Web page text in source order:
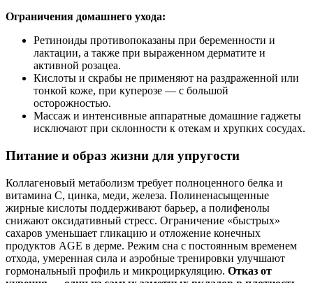
Ограничения домашнего ухода:
Ретиноиды противопоказаны при беременности и
лактации, а также при выраженном дерматите и
активной розацеа.
Кислоты и скрабы не применяют на раздраженной или
тонкой коже, при куперозе — с большой
осторожностью.
Массаж и интенсивные аппаратные домашние гаджеты
исключают при склонности к отекам и хрупких сосудах.
Питание и образ жизни для упругости
Коллагеновый метаболизм требует полноценного белка и
витамина C, цинка, меди, железа. Полиненасыщенные
жирные кислоты поддерживают барьер, а полифенолы
снижают оксидативный стресс. Ограничение «быстрых»
сахаров уменьшает гликацию и отложение конечных
продуктов AGE в дерме. Режим сна с постоянным временем
отхода, умеренная сила и аэробные тренировки улучшают
гормональный профиль и микроциркуляцию. Отказ от